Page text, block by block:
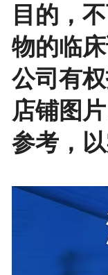
目的，
物的临
公司有
店铺图
参考，以